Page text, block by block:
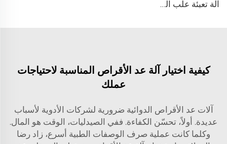
آلة تعبئة علب اللبنة المضغة
كيفية اختيار آلة عد الأقراص المناسبة لاحتياجات
عملك
آلات عد الأقراص الدوائية ضرورية لشركات الأدوية لأسباب
عديدة. أولاً، تحسّن الكفاءة. ففي الصيدليات، الوقت هو المال.
وكلما كانت عملية صرف الوصفات الطبية أسرع، زاد رضا